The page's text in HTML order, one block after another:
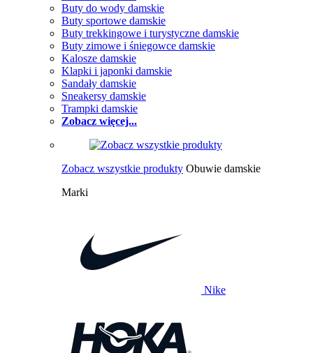
Buty do wody damskie
Buty sportowe damskie
Buty trekkingowe i turystyczne damskie
Buty zimowe i śniegowce damskie
Kalosze damskie
Klapki i japonki damskie
Sandały damskie
Sneakersy damskie
Trampki damskie
Zobacz więcej...
Zobacz wszystkie produkty Obuwie damskie
Marki
Nike